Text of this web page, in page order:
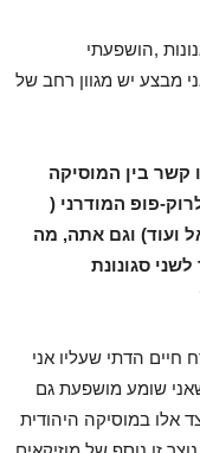
,הושפעתי
מבצע יש מגוון רחב של
קשר בין המוסיקה
פופ המודרני (
ועוד) וגם אתה, מה
סגונונת
חיים הדתי שעליו אני
שומע מושפעת גם
אלו במוסיקה היהודית